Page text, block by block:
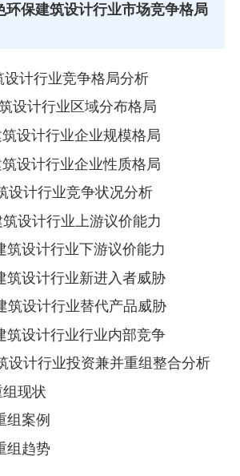
环保建筑设计行业市场竞争格局
设计行业竞争格局分析
设计行业区域分布格局
设计行业企业规模格局
设计行业企业性质格局
设计行业竞争状况分析
设计行业上游议价能力
筑设计行业下游议价能力
筑设计行业新进入者威胁
筑设计行业替代产品威胁
筑设计行业行业内部竞争
设计行业投资兼并重组整合分析
现状
组案例
组趋势